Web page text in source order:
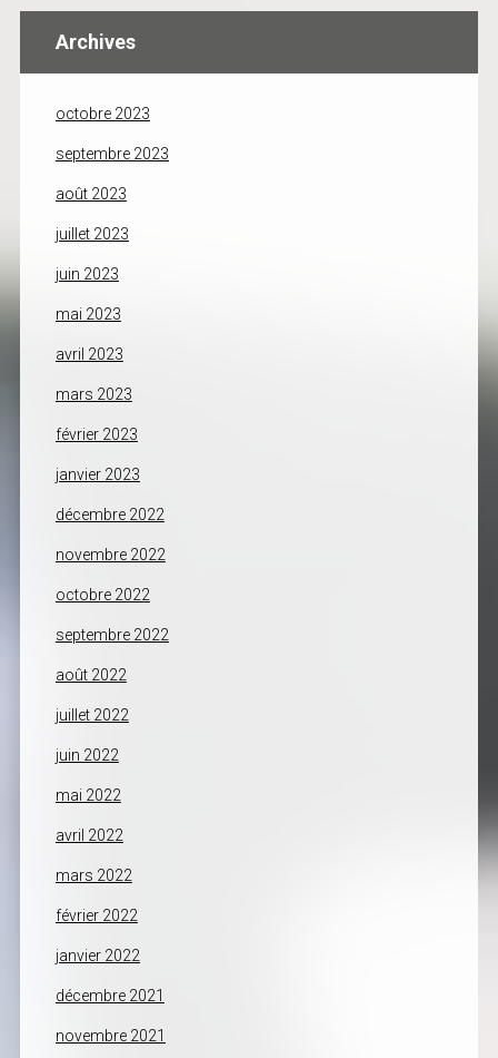
Archives
octobre 2023
septembre 2023
août 2023
juillet 2023
juin 2023
mai 2023
avril 2023
mars 2023
février 2023
janvier 2023
décembre 2022
novembre 2022
octobre 2022
septembre 2022
août 2022
juillet 2022
juin 2022
mai 2022
avril 2022
mars 2022
février 2022
janvier 2022
décembre 2021
novembre 2021